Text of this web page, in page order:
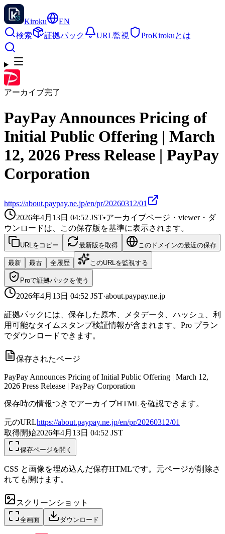
Kiroku
EN
検索
証拠パック URL監視 ProKirokuとは
アーカイブ完了
PayPay Announces Pricing of
Initial Public Offering | March
12, 2026 Press Release | PayPay
Corporation
https://about.paypay.ne.jp/en/pr/20260312/01
2026年4月13日 04:52 JST•アーカイブページ・viewer・ダ
ウンロードは、この保存版を基準に表示されます。
URLをコピー 最新版を取得 このドメインの最近の保存
最新 最古 全履歴 このURLを監視する
Proで証拠パックを使う
2026年4月13日 04:52 JST·about.paypay.ne.jp
証拠パックには、保存した原本、メタデータ、ハッシュ、利
用可能なタイムスタンプ検証情報が含まれます。Pro プラン
でダウンロードできます。
保存されたページ
PayPay Announces Pricing of Initial Public Offering | March 12,
2026 Press Release | PayPay Corporation
保存時の情報つきでアーカイブHTMLを確認できます。
元のURLhttps://about.paypay.ne.jp/en/pr/20260312/01
取得開始2026年4月13日 04:52 JST
保存ページを開く
CSS と画像を埋め込んだ保存HTMLです。元ページが削除さ
れても開けます。
スクリーンショット
全画面 ダウンロード